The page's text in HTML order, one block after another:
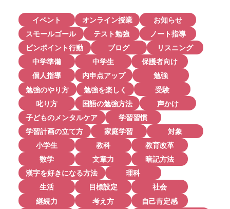
イベント オンライン授業
お知らせ
スモールゴール
テスト勉強
ノート指導
ピンポイント行動
ブログ
リスニング
中学準備
中学生
保護者向け
個人指導
内申点アップ
勉強
勉強のやり方
勉強を楽しく
受験
叱り方
国語の勉強方法
声かけ
子どものメンタルケア
学習習慣
学習計画の立て方
家庭学習
対象
小学生
教科
教育改革
数学
文章力
暗記方法
漢字を好きになる方法
理科
生活
目標設定
社会
継続力
考え方
自己肯定感